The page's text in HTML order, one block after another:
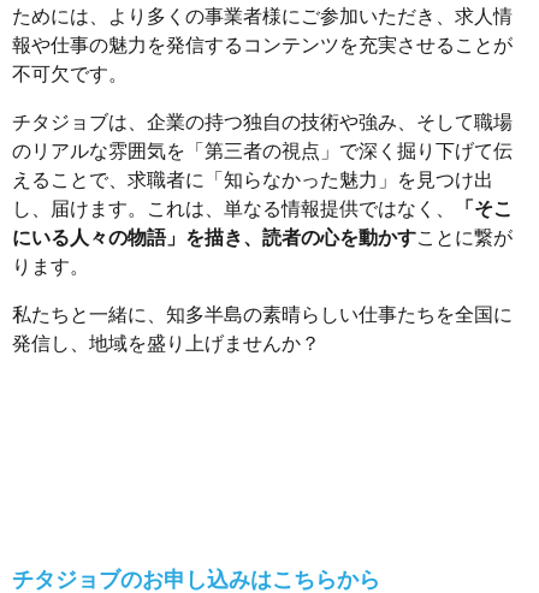
ためには、より多くの事業者様にご参加いただき、求人情
報や仕事の魅力を発信するコンテンツを充実させることが
不可欠です。
チタジョブは、企業の持つ独自の技術や強み、そして職場
のリアルな雰囲気を「第三者の視点」で深く掘り下げて伝
えることで、求職者に「知らなかった魅力」を見つけ出
し、届けます。これは、単なる情報提供ではなく、
「そこ
にいる人々の物語」を描き、読者の心を動かすことに繋が
ります。
私たちと一緒に、知多半島の素晴らしい仕事たちを全国に
発信し、地域を盛り上げませんか？
チタジョブのお申し込みはこちらから